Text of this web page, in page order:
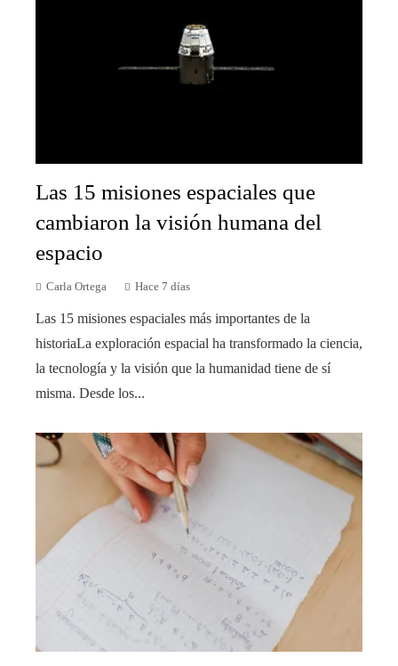
Las 15 misiones espaciales que
cambiaron la visión humana del
espacio
Carla Ortega Hace 7 días
Las 15 misiones espaciales más importantes de la
historiaLa exploración espacial ha transformado la ciencia,
la tecnología y la visión que la humanidad tiene de sí
misma. Desde los...